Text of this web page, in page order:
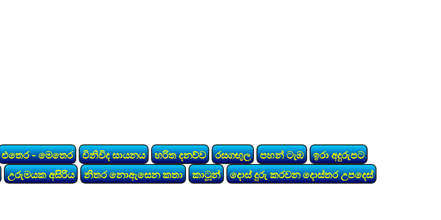
එතෙර - මෙතෙර විනිවිද සායනය හරිත දනව්ව රසගඟුල පහන් ටැඹ
ඉරා අදුරුපට
උරුමයක අසිරිය නිතර නොඇසෙන කතා කාටූන් දොස් දුරු කරවන දොස්තර උපදෙස්